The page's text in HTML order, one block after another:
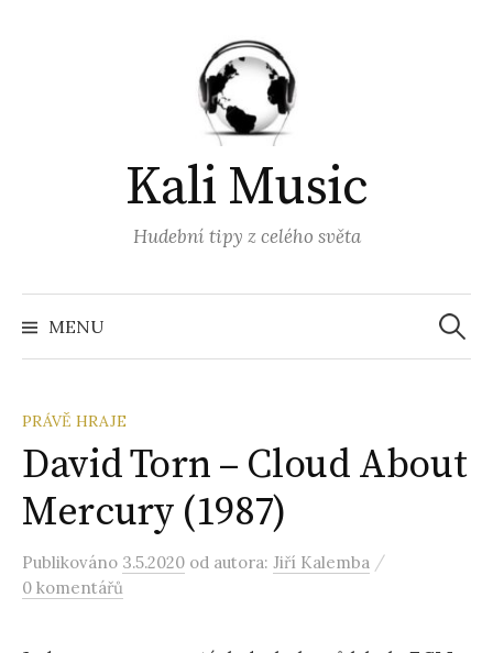
Kali Music
Hudební tipy z celého světa
MENU
PRÁVĚ HRAJE
David Torn – Cloud About
Mercury (1987)
Publikováno 3.5.2020 od autora: Jiří Kalemba /
0 komentářů